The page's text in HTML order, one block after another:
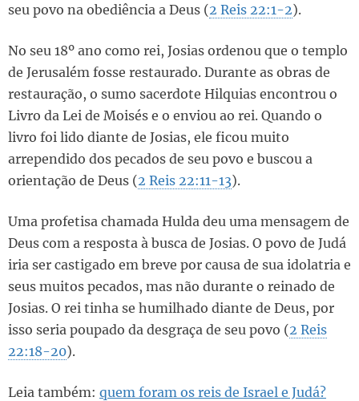
seu povo na obediência a Deus (2 Reis 22:1-2).
No seu 18º ano como rei, Josias ordenou que o templo
de Jerusalém fosse restaurado. Durante as obras de
restauração, o sumo sacerdote Hilquias encontrou o
Livro da Lei de Moisés e o enviou ao rei. Quando o
livro foi lido diante de Josias, ele ficou muito
arrependido dos pecados de seu povo e buscou a
orientação de Deus (2 Reis 22:11-13).
Uma profetisa chamada Hulda deu uma mensagem de
Deus com a resposta à busca de Josias. O povo de Judá
iria ser castigado em breve por causa de sua idolatria e
seus muitos pecados, mas não durante o reinado de
Josias. O rei tinha se humilhado diante de Deus, por
isso seria poupado da desgraça de seu povo (2 Reis
22:18-20).
Leia também: quem foram os reis de Israel e Judá?